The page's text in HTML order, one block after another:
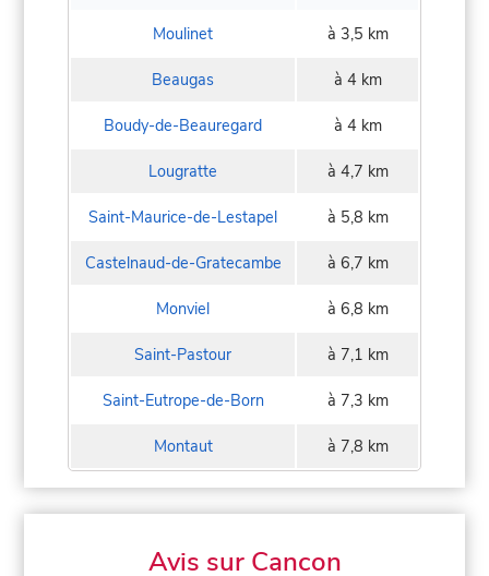
Moulinet à 3,5 km
Beaugas à 4 km
Boudy-de-Beauregard à 4 km
Lougratte à 4,7 km
Saint-Maurice-de-Lestapel à 5,8 km
Castelnaud-de-Gratecambe à 6,7 km
Monviel à 6,8 km
Saint-Pastour à 7,1 km
Saint-Eutrope-de-Born à 7,3 km
Montaut à 7,8 km
Avis sur Cancon